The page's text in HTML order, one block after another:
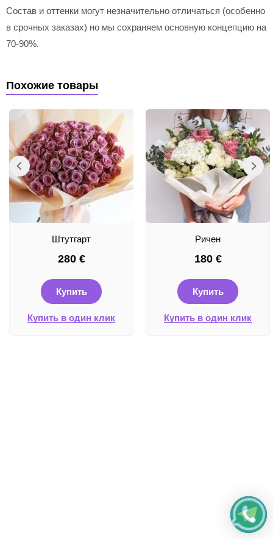
Состав и оттенки могут незначительно отличаться (особенно
в срочных заказах) но мы сохраняем основную концепцию на
70-90%.
Похожие товары
Штутгарт
280 €
Купить
Купить в один клик
Ричен
180 €
Купить
Купить в один клик